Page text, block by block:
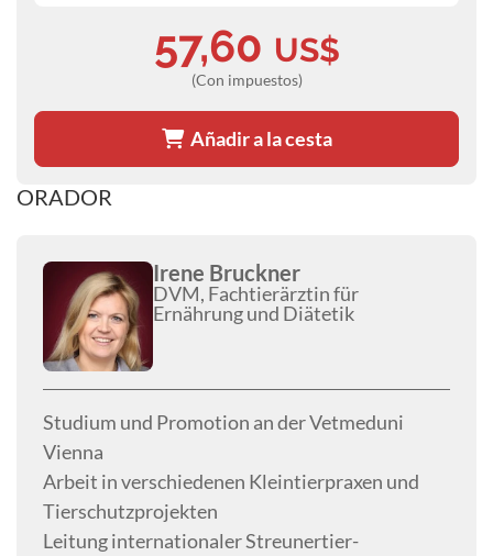
ORADOR
Irene Bruckner
DVM, Fachtierärztin für
Ernährung und Diätetik
Studium und Promotion an der Vetmeduni
Vienna
Arbeit in verschiedenen Kleintierpraxen und
Tierschutzprojekten
Leitung internationaler Streunertier-
57,60 US$
(Con impuestos)
Añadir a la cesta